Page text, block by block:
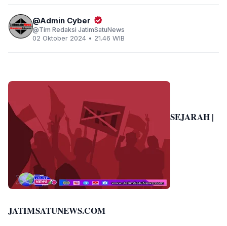
Admin Cyber
Tim Redaksi JatimSatuNews
02 Oktober 2024 • 21.46 WIB
SEJARAH |
JATIMSATUNEWS.COM